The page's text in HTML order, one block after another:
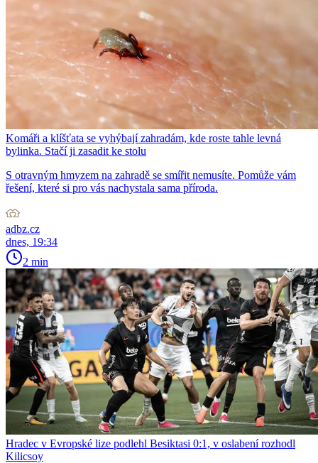
Komáři a klíšťata se vyhýbají zahradám, kde roste tahle levná
bylinka. Stačí ji zasadit ke stolu
S otravným hmyzem na zahradě se smířit nemusíte. Pomůže vám
řešení, které si pro vás nachystala sama příroda.
adbz.cz
dnes, 19:34
2 min
Hradec v Evropské lize podlehl Besiktasi 0:1, v oslabení rozhodl
Kilicsoy